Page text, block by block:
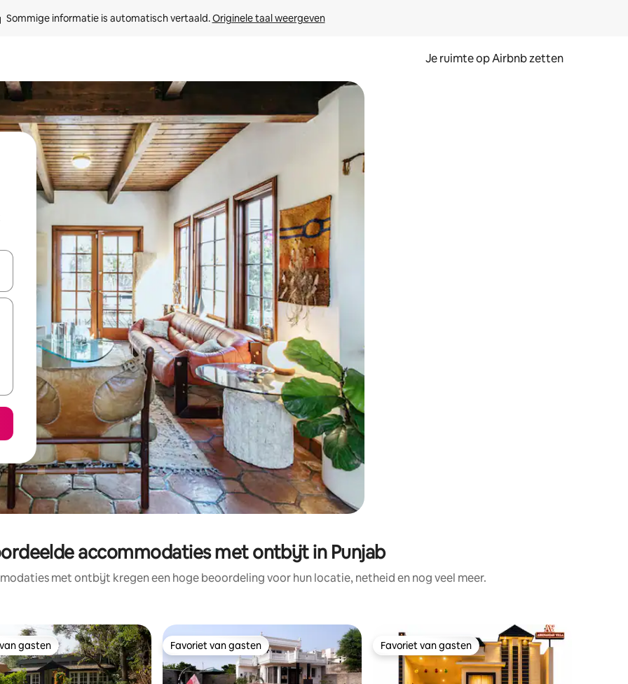
Sommige informatie is automatisch vertaald. Originele taal weergeven
Je ruimte op Airbnb zetten
keuze met je de pijltjestoetsen omhoog en omlaag, óf door te tikken of swipen.
accommodaties met ontbijt in Punjab
met ontbijt kregen een hoge beoordeling voor hun locatie, netheid en nog veel meer.
gasten
gasten Favoriet van gasten
Favoriet van gasten Favoriet van gasten
Favoriet van gasten